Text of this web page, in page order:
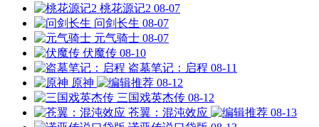
桃花源记2 08-07
问剑长生 08-07
元气骑士 08-07
伏魔传 08-10
盗墓笔记：启程 08-11
原神
08-12
三国戏英杰传 08-12
苍翼：混沌效应
08-13